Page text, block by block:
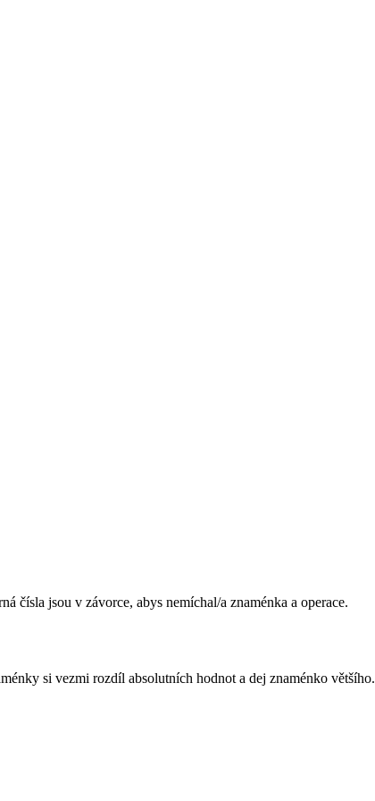
čísla jsou v závorce, abys nemíchal/a znaménka a operace.
si vezmi rozdíl absolutních hodnot a dej znaménko většího.